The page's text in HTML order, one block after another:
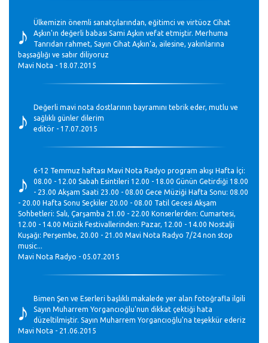
♪
Ülkemizin önemli sanatçılarından, eğitimci ve virtüoz Cihat
Aşkın'ın değerli babası Sami Aşkın vefat etmiştir. Merhuma
Tanrıdan rahmet, Sayın Cihat Aşkın'a, ailesine, yakınlarına
başsağlığı ve sabır diliyoruz
Mavi Nota - 18.07.2015
♪
Değerli mavi nota dostlarının bayramını tebrik eder, mutlu ve
sağlıklı günler dilerim
editör - 17.07.2015
♪
6-12 Temmuz haftası Mavi Nota Radyo program akışı Hafta İçi:
08.00 - 12.00 Sabah Esintileri 12.00 - 18.00 Günün Getirdiği 18.00
- 23.00 Akşam Saati 23.00 - 08.00 Gece Müziği Hafta Sonu: 08.00
- 20.00 Hafta Sonu Seçkiler 20.00 - 08.00 Tatil Gecesi Akşam
Sohbetleri: Salı, Çarşamba 21.00 - 22.00 Konserlerden: Cumartesi,
12.00 - 14.00 Müzik Festivallerinden: Pazar, 12.00 - 14.00 Nostalji
Kuşağı: Perşembe, 20.00 - 21.00 Mavi Nota Radyo 7/24 non stop
music...
Mavi Nota Radyo - 05.07.2015
♪
Bimen Şen ve Eserleri başlıklı makalede yer alan fotoğrafla ilgili
Sayın Muharrem Yorgancıoğlu'nun dikkat çektiği hata
düzeltilmiştir. Sayın Muharrem Yorgancıoğlu'na teşekkür ederiz
Mavi Nota - 21.06.2015